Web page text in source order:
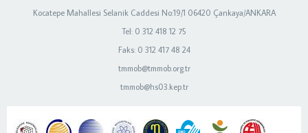
Kocatepe Mahallesi Selanik Caddesi No:19/1 06420 Çankaya/ANKARA
Tel: 0 312 418 12 75
Faks: 0 312 417 48 24
tmmob@tmmob.org.tr
tmmob@hs03.kep.tr